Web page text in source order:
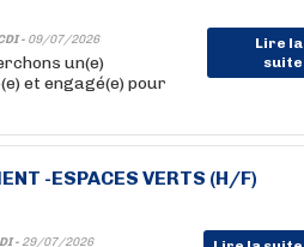
- 09/07/2026
Lire la
suite
un(e)
et engagé(e) pour
-ESPACES VERTS (H/F)
- 29/07/2026